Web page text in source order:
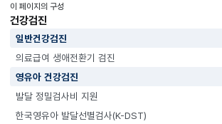
이 페이지의 구성
건강검진
일반건강검진
의료급여 생애전환기 검진
영유아 건강검진
발달 정밀검사비 지원
한국영유아 발달선별검사(K-DST)